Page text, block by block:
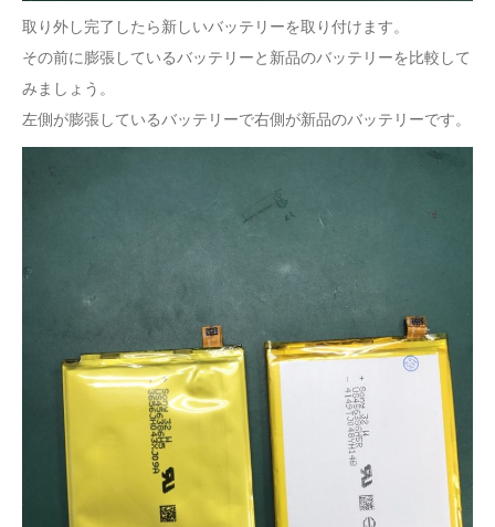
取り外し完了したら新しいバッテリーを取り付けます。
その前に膨張しているバッテリーと新品のバッテリーを比較して
みましょう。
左側が膨張しているバッテリーで右側が新品のバッテリーです。